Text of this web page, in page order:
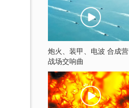
炮火、装甲、电波 合成营
战场交响曲